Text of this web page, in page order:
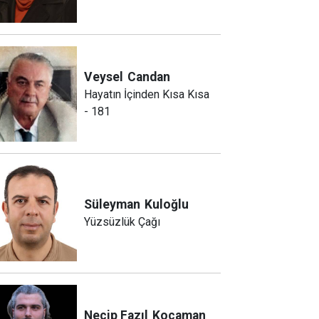
Veysel Candan
Hayatın İçinden Kısa Kısa
- 181
Süleyman Kuloğlu
Yüzsüzlük Çağı
Necip Fazıl Kocaman